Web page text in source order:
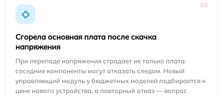
05
Сгорела основная плата после скачка
напряжения
При перепаде напряжения страдает не только плата:
соседние компоненты могут отказать следом. Новый
управляющий модуль у бюджетных моделей подбирается к
цене нового устройства, а повторный отказ — вопрос